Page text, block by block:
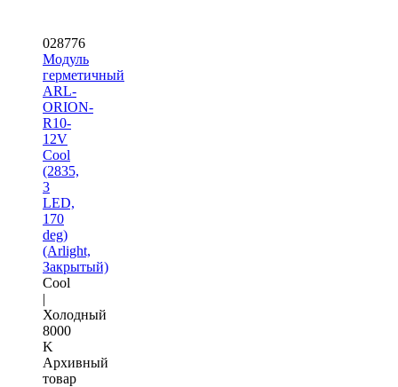
028776
Модуль
герметичный
ARL-
ORION-
R10-
12V
Cool
(2835,
3
LED,
170
deg)
(Arlight,
Закрытый)
Cool
|
Холодный
8000
K
Архивный
товар